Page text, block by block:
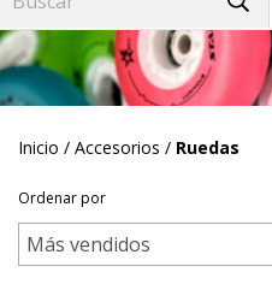
Inicio / Accesorios / Ruedas
Ordenar por